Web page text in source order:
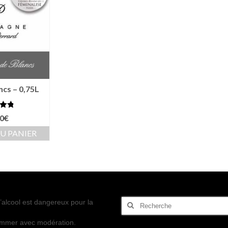
– 0,75L
€
PANIER
est dangereux pour la
avec modération.
Rechercher